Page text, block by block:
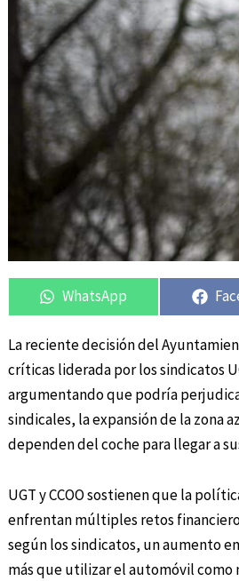
Compartir
en
WhatsApp
en
La reciente decisión del
críticas liderada por los sindicatos
argumentando que podría
sindicales, la expansión de la zona
dependen del coche para llegar a
UGT y CCOO sostienen que la
enfrentan múltiples retos
según los sindicatos, un aumento
más que utilizar el automóvil como
Compartir
en en